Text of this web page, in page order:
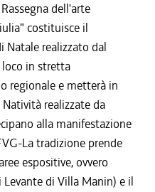
dell'arte
costituisce il
realizzato dal
in stretta
regionale e metterà in
realizzate da
alla manifestazione
La tradizione prende
espositive, ovvero
di Villa Manin) e il